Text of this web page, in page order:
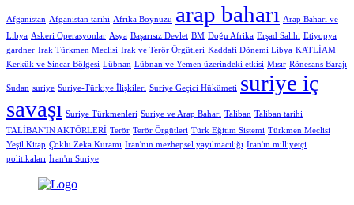
Afganistan Afganistan tarihi Afrika Boynuzu arap baharı
Arap Baharı ve
Libya Askeri Operasyonlar Asya Başarısız Devlet BM Doğu Afrika Erşad Salihi Etiyopya
gardner Irak Türkmen Meclisi Irak ve Terör Örgütleri Kaddafi Dönemi Libya KATLİAM
Kerkük ve Sincar Bölgesi Lübnan Lübnan ve Yemen üzerindeki etkisi Mısır Rönesans Barajı
Sudan suriye Suriye-Türkiye İlişkileri Suriye Geçici Hükümeti suriye iç
savaşı Suriye Türkmenleri Suriye ve Arap Baharı Taliban Taliban tarihi
TALİBAN'IN AKTÖRLERİ Terör Terör Örgütleri Türk Eğitim Sistemi Türkmen Meclisi
Yeşil Kitap Çoklu Zeka Kuramı İran'nın mezhepsel yayılmacılığı İran'ın milliyetçi
politikaları İran'ın Suriye